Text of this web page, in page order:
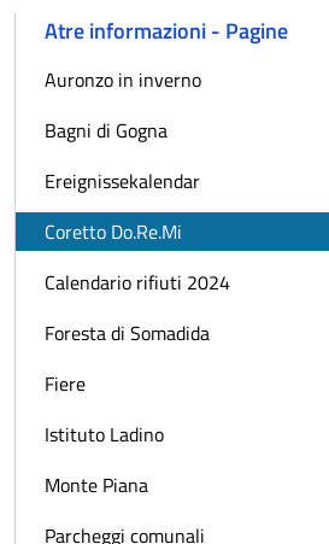
Atre informazioni - Pagine
Auronzo in inverno
Bagni di Gogna
Ereignissekalendar
Coretto Do.Re.Mi
Calendario rifiuti 2024
Foresta di Somadida
Fiere
Istituto Ladino
Monte Piana
Parcheggi comunali